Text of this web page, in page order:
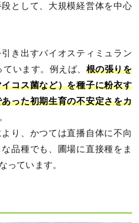
として、大規模経営体を中心
き出すバイオスティミュラン
います。例えば、 根の張りを
コス菌など）を種子に粉衣す
った初期生育の不安定さをカ
り、かつては直播自体に不向
品種でも、圃場に直接種をま
っています。